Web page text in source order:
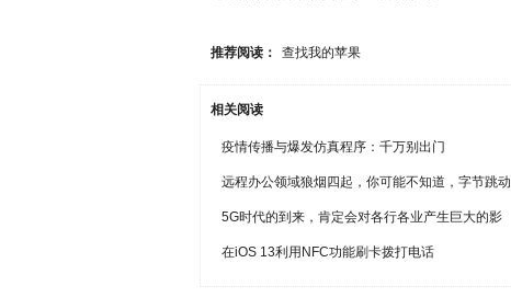
推荐阅读： 查找我的苹果
相关阅读
疫情传播与爆发仿真程序：千万别出门
远程办公领域狼烟四起，你可能不知道，字节跳动
5G时代的到来，肯定会对各行各业产生巨大的影
在iOS 13利用NFC功能刷卡拨打电话